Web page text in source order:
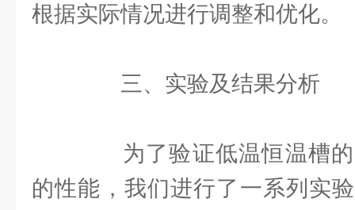
根据实际情况进行调整和优化。
三、实验及结果分析
为了验证低温恒温槽的
的性能，我们进行了一系列实